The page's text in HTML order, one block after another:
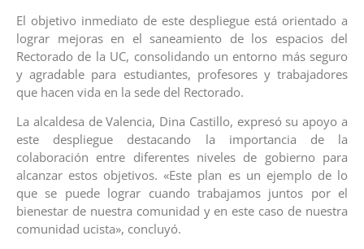
El objetivo inmediato de este despliegue está orientado a
lograr mejoras en el saneamiento de los espacios del
Rectorado de la UC, consolidando un entorno más seguro
y agradable para estudiantes, profesores y trabajadores
que hacen vida en la sede del Rectorado.
La alcaldesa de Valencia, Dina Castillo, expresó su apoyo a
este despliegue destacando la importancia de la
colaboración entre diferentes niveles de gobierno para
alcanzar estos objetivos. «Este plan es un ejemplo de lo
que se puede lograr cuando trabajamos juntos por el
bienestar de nuestra comunidad y en este caso de nuestra
comunidad ucista», concluyó.